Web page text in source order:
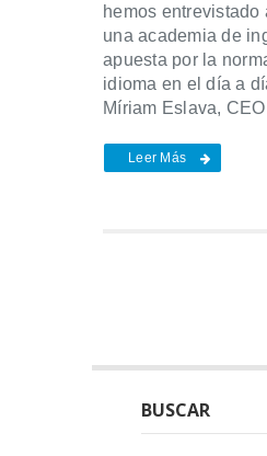
hemos entrevistado
una academia de
apuesta por la
idioma en el día a
Míriam Eslava,
Leer Más
BUSCAR